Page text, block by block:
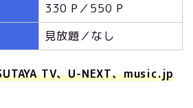
330 P／550 P
見放題／なし
TV、U-NEXT、music.jp